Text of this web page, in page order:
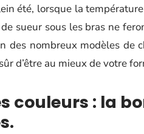
été, lorsque la
sueur sous les bras ne
des nombreux modèles
d’être au mieux de votre
couleurs : la